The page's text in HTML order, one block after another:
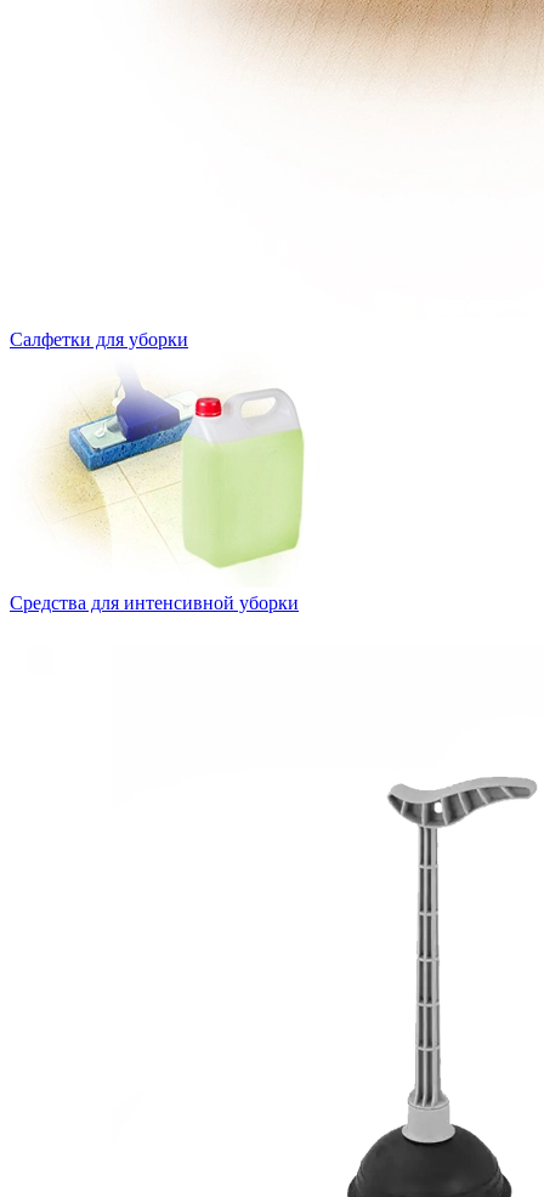
Салфетки для уборки
Средства для интенсивной уборки